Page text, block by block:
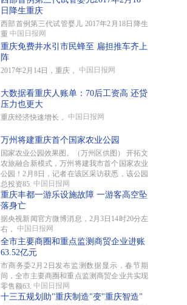
日降生重庆
西部首例第三代试管婴儿 2017年2月18日降生
重 中国日报网
重庆免费井水引市民蜂至 扁担推车齐上
阵
2017年2月14日，重庆， 中国日报网
大数据看重庆人账单：70后工资高 还贷
压力也更大
重庆经济快速增长， 中国日报网
万州将建重庆首个国家农业公园
国家农业公园效果图。（万州区供图） 开拓文
农旅融合新模式，万州将建我市首个国家农业
公园！2月8日，记者在该区采访获悉，该公园
总投资85. 中国日报网
重庆丰都一游乐设施故障 一游客高空坠
落身亡
据央视新闻官方微博消息，2月3日14时20分左
右， 中国日报网
全市主要商圈和重点监测商贸企业进账
63.52亿元
市商务委2月2日发布监测数据显示，春节期
间，全市主要商圈和重点监测商贸企业共实现
零售额63. 中国日报网
十三五规划助"重庆制造"变"重庆智造"